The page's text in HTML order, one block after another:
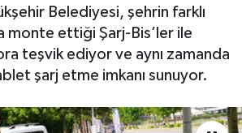
Belediyesi, şehrin farklı
monte ettiği Şarj-Bis’ler ile
teşvik ediyor ve aynı zamanda
şarj etme imkanı sunuyor.